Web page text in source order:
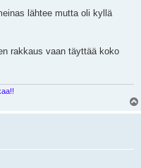
lähtee mutta oli kyllä
rakkaus vaan täyttää koko